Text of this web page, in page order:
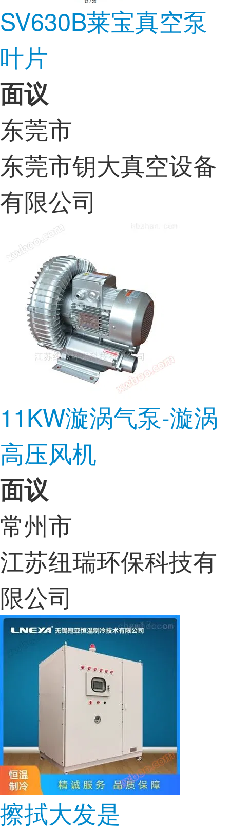
SV630B莱宝真空泵
叶片
面议
东莞市
东莞市钥大真空设备
有限公司
11KW漩涡气泵-漩涡
高压风机
面议
常州市
江苏纽瑞环保科技有
限公司
擦拭大发是